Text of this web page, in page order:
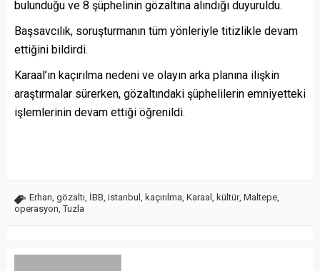
bulunduğu ve 8 şüphelinin gözaltına alındığı duyuruldu.
Başsavcılık, soruşturmanın tüm yönleriyle titizlikle devam
ettiğini bildirdi.
Karaal’ın kaçırılma nedeni ve olayın arka planına ilişkin
araştırmalar sürerken, gözaltındaki şüphelilerin emniyetteki
işlemlerinin devam ettiği öğrenildi.
Erhan, gözaltı, İBB, istanbul , kaçırılma, Karaal , kültür, Maltepe,
operasyon,Tuzla